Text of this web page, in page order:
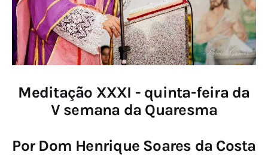
Meditação XXXI - quinta-feira da
V semana da Quaresma
Por Dom Henrique Soares da Costa